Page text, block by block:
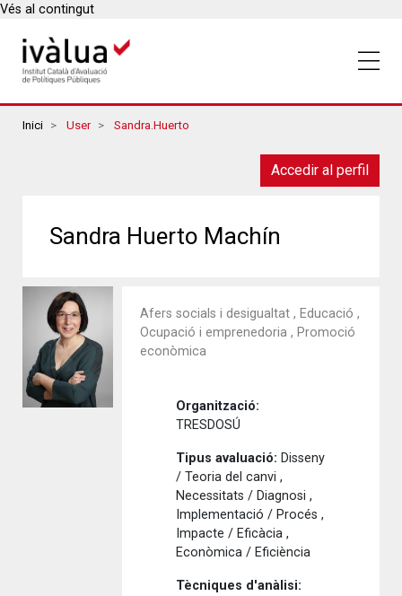
Vés al contingut
Breadcrumbs
Inici User Sandra.huerto
Accedir al perfil
Sandra Huerto Machín
Afers socials i desigualtat , Educació ,
Ocupació i emprenedoria , Promoció
econòmica
Organització:
TRESDOSÚ
Tipus avaluació: Disseny
/ Teoria del canvi ,
Necessitats / Diagnosi ,
Implementació / Procés ,
Impacte / Eficàcia ,
Econòmica / Eficiència
Tècniques d'anàlisi: